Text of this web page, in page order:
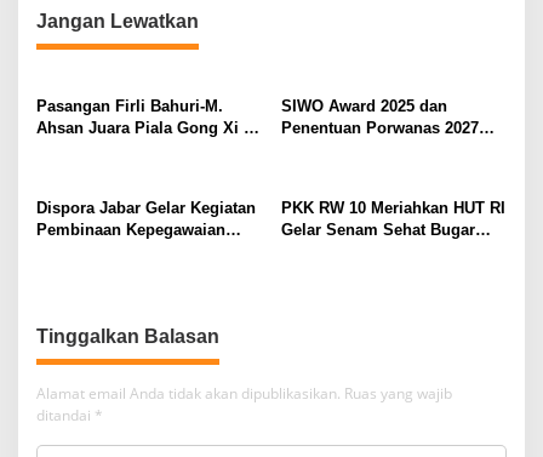
g
a
i
s
Jangan Lewatkan
Pasangan Firli Bahuri-M.
Ahsan Juara Piala Gong Xi Fa
SIWO Award 2025 dan
Penentuan Porwanas 2027
Dispora Jabar Gelar Kegiatan
Pembinaan Kepegawaian
PKK RW 10 Meriahkan HUT RI
Gelar Senam Sehat Bugar
Tinggalkan Balasan
Alamat email Anda tidak akan dipublikasikan. Ruas yang wajib
ditandai *